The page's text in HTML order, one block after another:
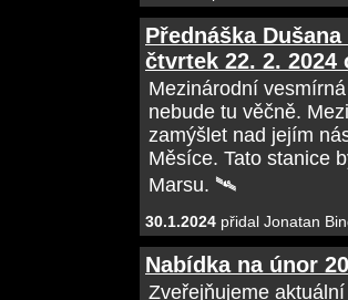
Přednáška
čtvrtek 22. 2. 2024
Mezinárodní
nebude tu věčně.
zamýšlet nad jejím
Měsíce. Tato stanice
Marsu. 🛰
30.1.2024 přidal Jonatan
Nabídka na únor
Zveřejňujeme